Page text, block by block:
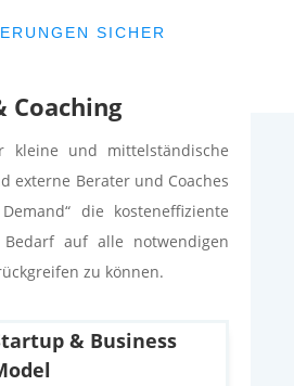
SICHER
Coaching
kleine und mittelständische
externe Berater und Coaches
die kosteneffiziente
auf alle notwendigen
zu können.
& Business